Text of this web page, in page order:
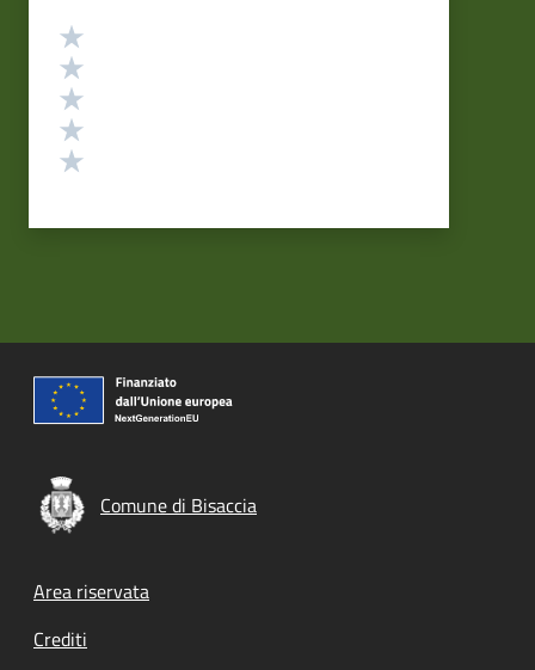
Valutazione
Comune di Bisaccia
Footer menu
Area riservata
Crediti